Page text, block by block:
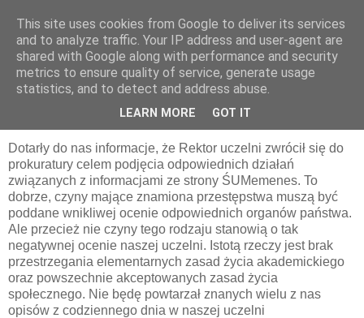
pluskiewicz.blogspot.com
czwartek, 18 czerwca 2020
O polskim życiu akademickim
Dotarły do nas informacje, że Rektor uczelni zwrócił się do
prokuratury celem podjęcia odpowiednich działań
związanych z informacjami ze strony ŚUMemenes. To
dobrze, czyny mające znamiona przestępstwa muszą być
poddane wnikliwej ocenie odpowiednich organów państwa.
Ale przecież nie czyny tego rodzaju stanowią o tak
negatywnej ocenie naszej uczelni. Istotą rzeczy jest brak
przestrzegania elementarnych zasad życia akademickiego
oraz powszechnie akceptowanych zasad życia
społecznego. Nie będę powtarzał znanych wielu z nas
opisów z codziennego dnia w naszej uczelni
This site uses cookies from Google to deliver its services
and to analyze traffic. Your IP address and user-agent are
shared with Google along with performance and security
metrics to ensure quality of service, generate usage
statistics, and to detect and address abuse.
LEARN MORE GOT IT